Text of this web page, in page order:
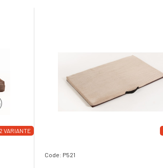
VARIANTE
Code: P521